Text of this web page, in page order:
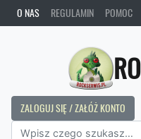
O NAS REGULAMIN POMOC
ZALOGUJ SIĘ / ZAŁÓŻ KONTO